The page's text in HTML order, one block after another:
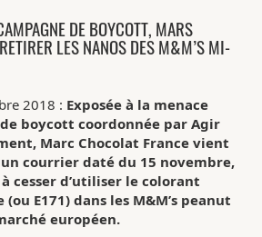
DE BOYCOTT, MARS
LES NANOS DES M&M’S MI-
2018 : Exposée à la menace
boycott coordonnée par Agir
Marc Chocolat France vient
un courrier daté du 15 novembre,
cesser d’utiliser le colorant
E171) dans les M&M’s peanut
européen.